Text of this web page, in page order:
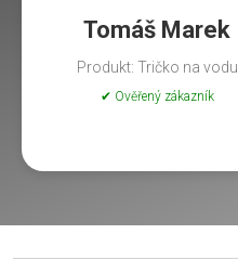
Tomáš Marek
Produkt: Tričko na vodu
✔ Ověřený zákazník